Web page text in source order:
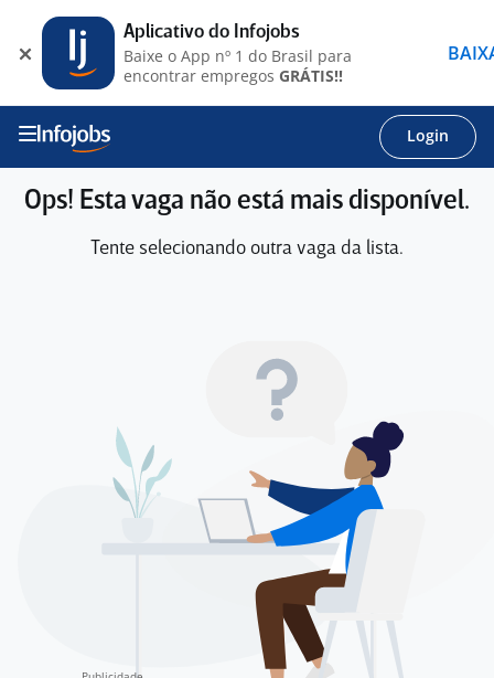
Login
Ops! Esta vaga não está mais disponível.
Tente selecionando outra vaga da lista.
Aplicativo do Infojobs
Baixe o App nº 1 do Brasil para
encontrar empregos GRÁTIS!!